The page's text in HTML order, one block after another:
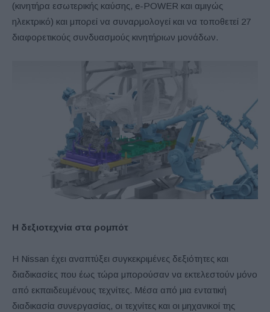
(κινητήρα εσωτερικής καύσης, e-POWER και αμιγώς
ηλεκτρικό) και μπορεί να συναρμολογεί και να τοποθετεί 27
διαφορετικούς συνδυασμούς κινητήριων μονάδων.
Η δεξιοτεχνία στα ρομπότ
Η Nissan έχει αναπτύξει συγκεκριμένες δεξιότητες και
διαδικασίες που έως τώρα μπορούσαν να εκτελεστούν μόνο
από εκπαιδευμένους τεχνίτες. Μέσα από μια εντατική
διαδικασία συνεργασίας, οι τεχνίτες και οι μηχανικοί της